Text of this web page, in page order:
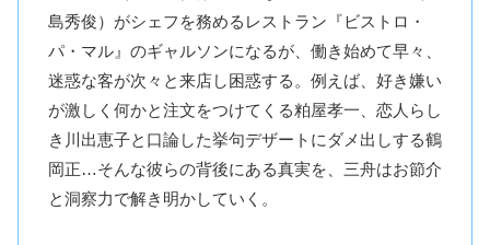
島秀俊）がシェフを務めるレストラン『ビストロ・
パ・マル』のギャルソンになるが、働き始めて早々、
迷惑な客が次々と来店し困惑する。例えば、好き嫌い
が激しく何かと注文をつけてくる粕屋孝一、恋人らし
き川出恵子と口論した挙句デザートにダメ出しする鶴
岡正…そんな彼らの背後にある真実を、三舟はお節介
と洞察力で解き明かしていく。